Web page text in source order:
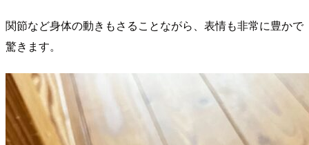
関節など身体の動きもさることながら、表情も非常に豊かで
驚きます。